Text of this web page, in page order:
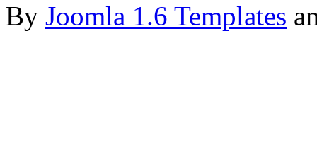
By Joomla 1.6 Templates